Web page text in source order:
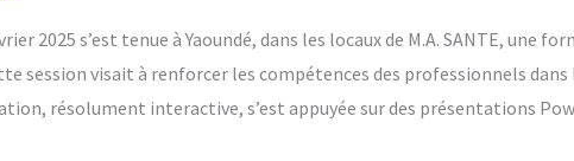
2025 s’est tenue à Yaoundé, dans les locaux de M.A. SANTE,
session visait à renforcer les compétences des professionnels
résolument interactive, s’est appuyée sur des présentations